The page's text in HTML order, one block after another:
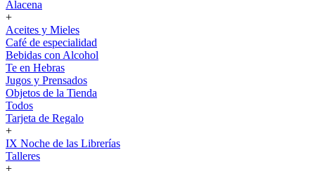
Alacena
+
Aceites y Mieles
Café de especialidad
Bebidas con Alcohol
Te en Hebras
Jugos y Prensados
Objetos de la Tienda
Todos
Tarjeta de Regalo
+
IX Noche de las Librerías
Talleres
+